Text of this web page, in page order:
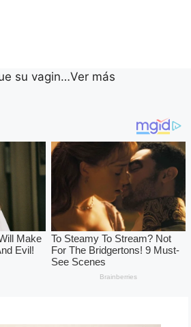
su vagin…Ver más